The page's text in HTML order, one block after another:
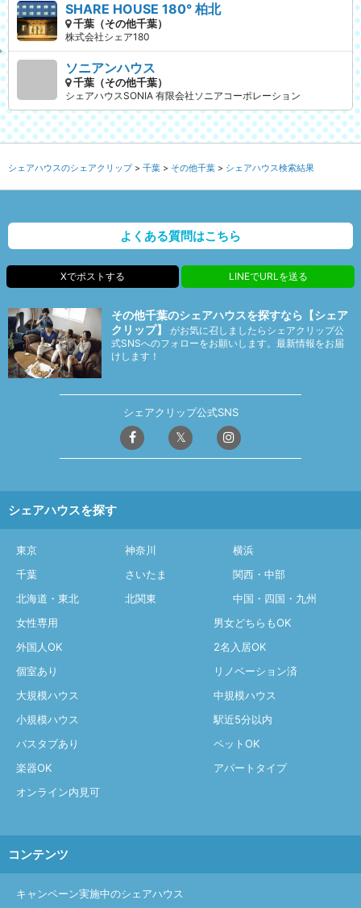
SHARE HOUSE 180° 柏北
千葉（その他千葉）
株式会社シェア180
ソニアンハウス
千葉（その他千葉）
シェアハウスSONIA 有限会社ソニアコーポレーション
シェアハウスのシェアクリップ 千葉 その他千葉 シェアハウス検索結果
よくある質問はこちら
Xでポストする LINEでURLを送る
その他千葉のシェアハウスを探すなら【シェア
クリップ】
がお気に召しましたらシェアクリップ公
式SNSへのフォローをお願いします。最新情報をお届
けします！
シェアクリップ公式SNS
シェアハウスを探す
東京 神奈川
横浜
千葉
さいたま
関西・中部
北海道・東北
北関東
中国・四国・九州
女性専用
男女どちらもOK
外国人OK
2名入居OK
個室あり
リノベーション済
大規模ハウス
中規模ハウス
小規模ハウス
駅近5分以内
バスタブあり
ペットOK
楽器OK
アパートタイプ
オンライン内見可
コンテンツ
キャンペーン実施中のシェアハウス